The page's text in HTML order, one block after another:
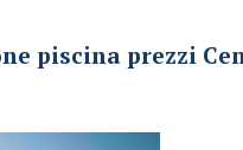
piscina prezzi